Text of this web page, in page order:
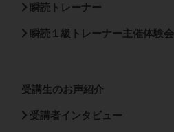
瞬読トレーナー
瞬読１級トレーナー主催体験会
受講生のお声紹介
受講者インタビュー